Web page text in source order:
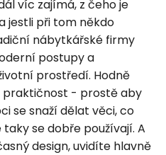
víc zajímá, z čeho je
jestli při tom někdo
nábytkářské firmy
postupy a
prostředí. Hodně
praktičnost - prostě aby
se snaží dělat věci, co
se dobře používají. A
design, uvidíte hlavně